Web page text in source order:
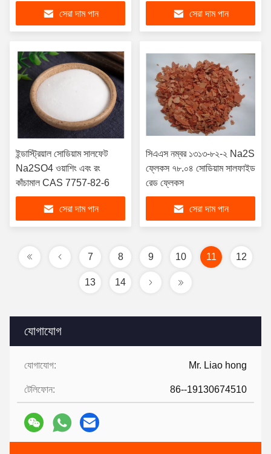
যোগাযোগ
যোগাযোগ: Mr. Liao hong
টেলিফোন: 86--19130674510
সেরা দাম পান সেরা দাম পান
ইন্ডাস্ট্রিয়াল সোডিয়াম সালফেট
Na2SO4 ওয়াশিং এবং রং
কাঁচামাল CAS 7757-82-6
সেরা দাম পান
সিএএস নম্বর ১৩১৩-৮২-২ Na2S
ফ্লেকস ৭৮.০৪ সোডিয়াম সালফাইড
রেড ফ্লেকস
সেরা দাম পান
7 8 9 10 11 12
13 14